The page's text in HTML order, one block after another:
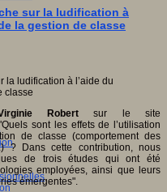
sur la ludification à
la gestion de classe
Robert sur le site
sont les effets de l’utilisation
de classe (comportement des
? Dans cette contribution, nous
de trois études qui ont été
employées, ainsi que leurs
émergentes".